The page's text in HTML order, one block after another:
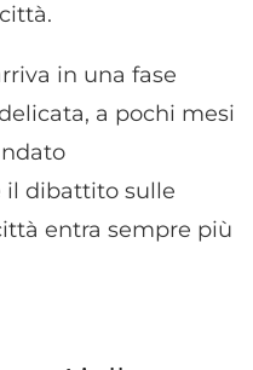
in una fase
a pochi mesi
dibattito sulle
entra sempre più